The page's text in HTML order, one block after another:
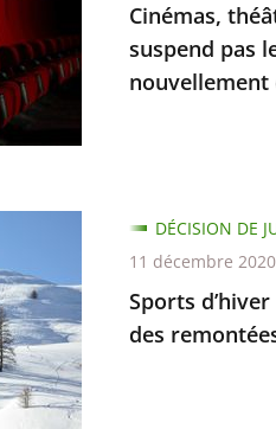
Cinémas,
suspend pas
nouvellement
Sports
des
DÉCISION DE
11 décembre 2020